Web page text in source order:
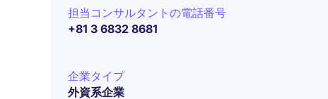
担当コンサルタントの電話番号
+81 3 6832 8681
企業タイプ
外資系企業